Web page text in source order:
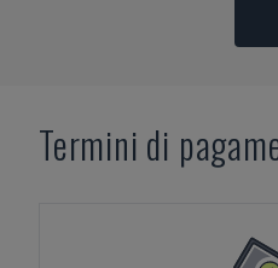
Termini di